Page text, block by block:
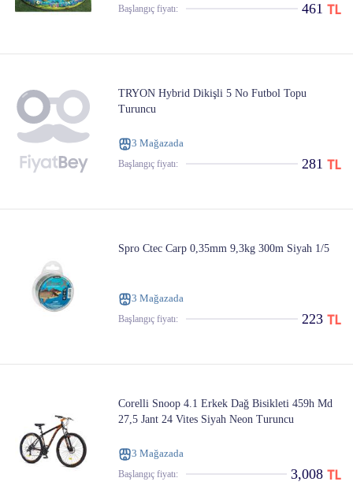
Başlangıç ​​fiyatı: 461
TRYON Hybrid Dikişli 5 No Futbol Topu
Turuncu
3 Mağazada
Başlangıç ​​fiyatı: 281
Spro Ctec Carp 0,35mm 9,3kg 300m Siyah 1/5
3 Mağazada
Başlangıç ​​fiyatı: 223
Corelli Snoop 4.1 Erkek Dağ Bisikleti 459h Md
27,5 Jant 24 Vites Siyah Neon Turuncu
3 Mağazada
Başlangıç ​​fiyatı: 3,008